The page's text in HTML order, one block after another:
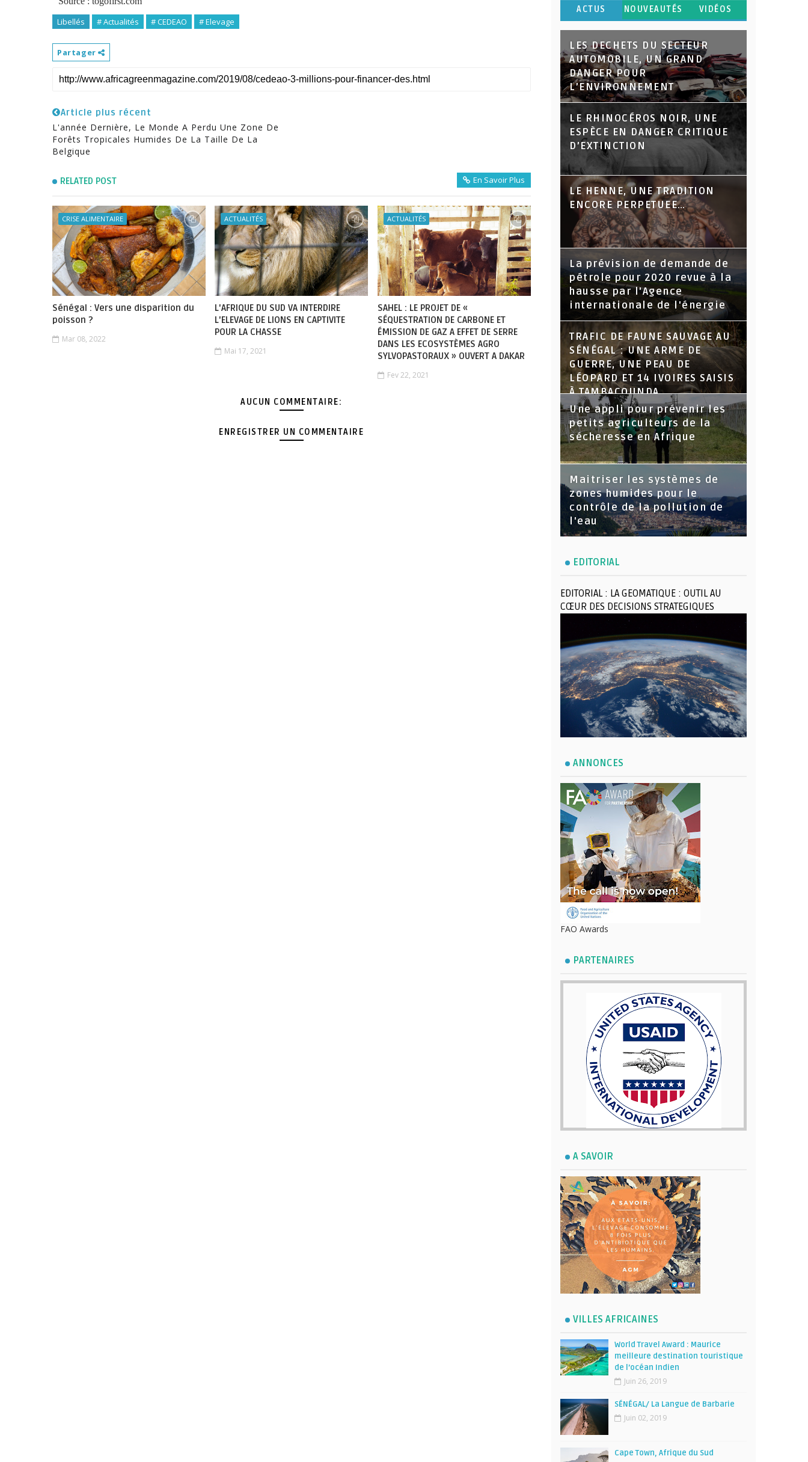
Libellés # Actualités # CEDEAO # Elevage
Partager
Article plus récent
L'année Dernière, Le Monde A Perdu Une Zone De
Forêts Tropicales Humides De La Taille De La
Belgique
RELATED POST En Savoir Plus
CRISE ALIMENTAIRE
Sénégal : Vers une disparition du
poisson ?
Mar 08, 2022
ACTUALITÉS
L'AFRIQUE DU SUD VA INTERDIRE
L'ELEVAGE DE LIONS EN CAPTIVITE
POUR LA CHASSE
Mai 17, 2021
ACTUALITÉS
SAHEL : LE PROJET DE «
SÉQUESTRATION DE CARBONE ET
ÉMISSION DE GAZ A EFFET DE SERRE
DANS LES ECOSYSTÈMES AGRO
SYLVOPASTORAUX » OUVERT A DAKAR
Fev 22, 2021
AUCUN COMMENTAIRE:
ENREGISTRER UN COMMENTAIRE
ACTUS NOUVEAUTÉS VIDÉOS
LES DECHETS DU SECTEUR
AUTOMOBILE, UN GRAND
DANGER POUR
L’ENVIRONNEMENT
LE RHINOCÉROS NOIR, UNE
ESPÈCE EN DANGER CRITIQUE
D’EXTINCTION
LE HENNE, UNE TRADITION
ENCORE PERPETUEE…
La prévision de demande de
pétrole pour 2020 revue à la
hausse par l'Agence
internationale de l'énergie
TRAFIC DE FAUNE SAUVAGE AU
SÉNÉGAL : UNE ARME DE
GUERRE, UNE PEAU DE
LÉOPARD ET 14 IVOIRES SAISIS
À TAMBACOUNDA
Une appli pour prévenir les
petits agriculteurs de la
sécheresse en Afrique
Maitriser les systèmes de
zones humides pour le
contrôle de la pollution de
l'eau
EDITORIAL
EDITORIAL : LA GEOMATIQUE : OUTIL AU
CŒUR DES DECISIONS STRATEGIQUES
ANNONCES
FAO Awards
PARTENAIRES
A SAVOIR
VILLES AFRICAINES
World Travel Award : Maurice
meilleure destination touristique
de l’océan Indien
Juin 26, 2019
SÉNÉGAL/ La Langue de Barbarie
Juin 02, 2019
Cape Town, Afrique du Sud